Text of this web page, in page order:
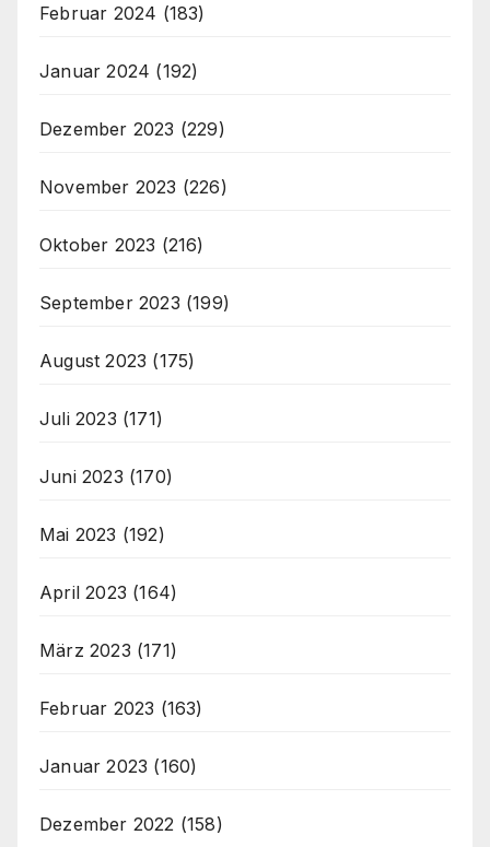
Februar 2024 (183)
Januar 2024 (192)
Dezember 2023 (229)
November 2023 (226)
Oktober 2023 (216)
September 2023 (199)
August 2023 (175)
Juli 2023 (171)
Juni 2023 (170)
Mai 2023 (192)
April 2023 (164)
März 2023 (171)
Februar 2023 (163)
Januar 2023 (160)
Dezember 2022 (158)